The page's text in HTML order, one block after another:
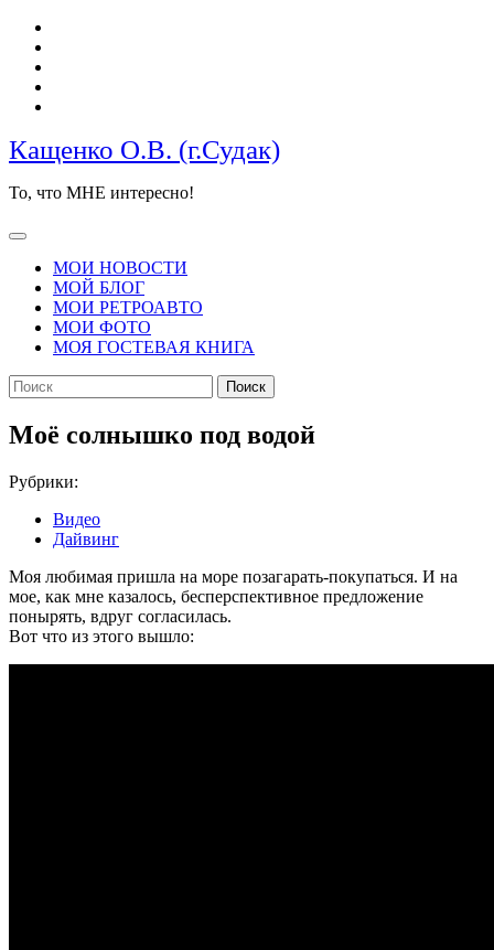
Перейти
содержимому
Кащенко О.В. (г.Судак)
То, что МНЕ интересно!
Кнопка
ОткрытьМОИ НОВОСТИ
МОЙ БЛОГ
МОИ РЕТРОАВТО
МОИ ФОТО
МОЯ ГОСТЕВАЯ КНИГА
КНОПКА
ЗАКРЫТЬ
Найти:
Моё солнышко под водой
Рубрики:
Видео
Дайвинг
Моя любимая пришла на море позагарать-покупаться. И на
мое, как мне казалось, бесперспективное предложение
понырять, вдруг согласилась.
Вот что из этого вышло: